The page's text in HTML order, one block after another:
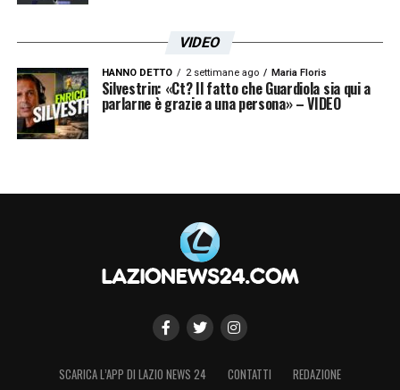
VIDEO
HANNO DETTO 2 settimane ago Maria Floris
Silvestrin: «Ct? Il fatto che Guardiola sia qui a
parlarne è grazie a una persona» – VIDEO
SCARICA L’APP DI LAZIO NEWS 24 CONTATTI
REDAZIONE